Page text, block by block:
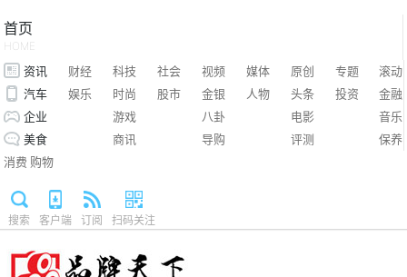
首页
HOME
资讯 财经 科技 社会 视频 媒体 原创 专题
滚动
汽车
娱乐 时尚 股市 金银 人物 头条 投资
金融
企业
游戏 八卦 电影
音乐
美食
商讯 导购 评测
保养
消费 购物
搜索 客户端 订阅 扫码关注